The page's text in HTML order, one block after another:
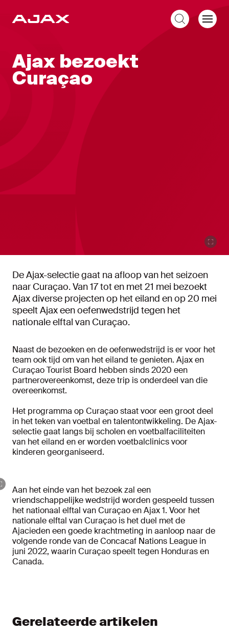
Ajax bezoekt
Curaçao
De Ajax-selectie gaat na afloop van het seizoen
naar Curaçao. Van 17 tot en met 21 mei bezoekt
Ajax diverse projecten op het eiland en op 20 mei
speelt Ajax een oefenwedstrijd tegen het
nationale elftal van Curaçao.
Naast de bezoeken en de oefenwedstrijd is er voor het
team ook tijd om van het eiland te genieten. Ajax en
Curaçao Tourist Board hebben sinds 2020 een
partnerovereenkomst, deze trip is onderdeel van die
overeenkomst.
Het programma op Curaçao staat voor een groot deel
in het teken van voetbal en talentontwikkeling. De Ajax-
selectie gaat langs bij scholen en voetbalfaciliteiten
van het eiland en er worden voetbalclinics voor
kinderen georganiseerd.
Aan het einde van het bezoek zal een
vriendschappelijke wedstrijd worden gespeeld tussen
het nationaal elftal van Curaçao en Ajax 1. Voor het
nationale elftal van Curaçao is het duel met de
Ajacieden een goede krachtmeting in aanloop naar de
volgende ronde van de Concacaf Nations League in
juni 2022, waarin Curaçao speelt tegen Honduras en
Canada.
Gerelateerde artikelen